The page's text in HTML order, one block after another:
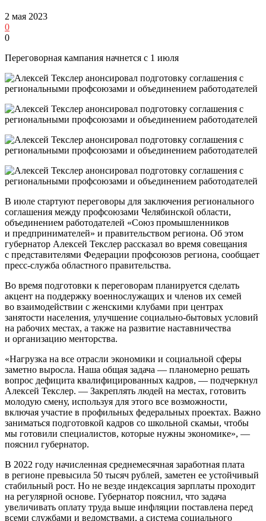
2 мая 2023
0
0
Переговорная кампания начнется с 1 июля
В июле стартуют переговоры для заключения регионального
соглашения между профсоюзами Челябинской области,
объединением работодателей «Союз промышленников
и предпринимателей» и правительством региона. Об этом
губернатор Алексей Текслер рассказал во время совещания
с представителями Федерации профсоюзов региона, сообщает
пресс-служба областного правительства.
Во время подготовки к переговорам планируется сделать
акцент на поддержку военнослужащих и членов их семей
во взаимодействии с женскими клубами при центрах
занятости населения, улучшение социально-бытовых условий
на рабочих местах, а также на развитие наставничества
и организацию менторства.
«Нагрузка на все отрасли экономики и социальной сферы
заметно выросла. Наша общая задача — планомерно решать
вопрос дефицита квалифицированных кадров, — подчеркнул
Алексей Текслер. — Закреплять людей на местах, готовить
молодую смену, используя для этого все возможности,
включая участие в профильных федеральных проектах. Важно
заниматься подготовкой кадров со школьной скамьи, чтобы
мы готовили специалистов, которые нужны экономике», —
пояснил губернатор.
В 2022 году начисленная среднемесячная заработная плата
в регионе превысила 50 тысяч рублей, заметен ее устойчивый
стабильный рост. Но не везде индексация зарплаты проходит
на регулярной основе. Губернатор пояснил, что задача
увеличивать оплату труда выше инфляции поставлена перед
всеми службами и ведомствами, а система социального